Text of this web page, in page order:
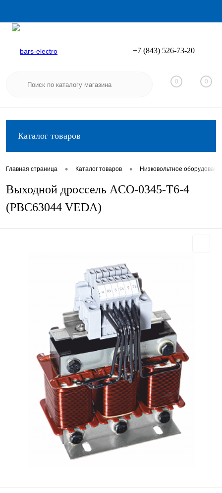
Вход
+7 (843) 526-73-20
0 0
Каталог товаров
Главная страница • Каталог товаров • Низковольтное
Выходной дроссель ACO-0345-T6-4
(PBC63044 VEDA)